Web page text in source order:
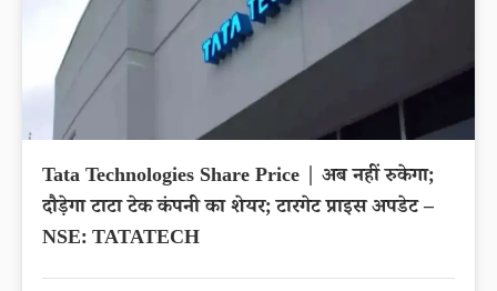
Tata Technologies Share Price | अब नहीं रुकेगा;
दौड़ेगा टाटा टेक कंपनी का शेयर; टारगेट प्राइस अपडेट –
NSE: TATATECH